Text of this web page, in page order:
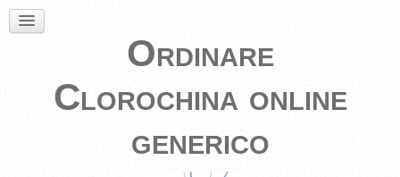
Ordinare
Clorochina online
generico